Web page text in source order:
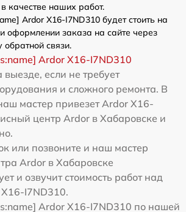
качестве наших работ.
Ardor X16-I7ND310 будет стоить на
оформлении заказа на сайте через
связи.
Ardor X16-I7ND310
выезде, если не требует
и сложного ремонта. В
мастер привезет Ardor X16-
центр Ardor в Хабаровске и
или позвоните и наш мастер
Ardor в Хабаровске
и озвучит стоимость работ над
I7ND310.
Ardor X16-I7ND310 по нашей